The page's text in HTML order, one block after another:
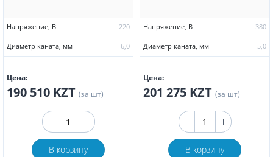
Напряжение, В 220
Диаметр каната, мм 6,0
Цена:
190 510 KZT (за шт)
В корзину
Напряжение, В 380
Диаметр каната, мм 5,0
Цена:
201 275 KZT (за шт)
В корзину